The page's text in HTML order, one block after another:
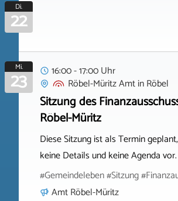
Di.
22
Mi.
23
16:00 - 17:00 Uhr
Röbel-Müritz AmtinRöbel
Sitzung des
Röbel-Müritz
Diese Sitzung ist als Termin
keine Details und keine Agenda vor.
#Gemeindeleben #Sitzung
Amt Röbel-Müritz